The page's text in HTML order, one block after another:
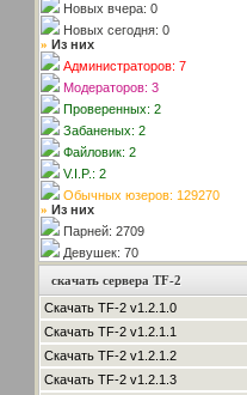
Новых вчера: 0
Новых сегодня: 0
» Из них
Администраторов: 7
Модераторов: 3
Проверенных: 2
Забаненых: 2
Файловик: 2
V.I.P.: 2
Обычных юзеров: 129270
» Из них
Парней: 2709
Девушек: 70
скачать сервера TF-2
Скачать TF-2 v1.2.1.0
Скачать TF-2 v1.2.1.1
Скачать TF-2 v1.2.1.2
Скачать TF-2 v1.2.1.3